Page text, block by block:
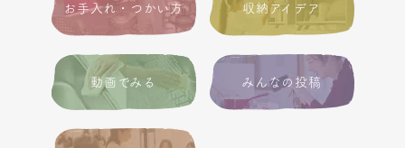
お手入れ・つかい方 収納アイデア
動画でみる みんなの投稿